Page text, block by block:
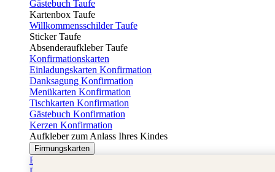
Gästebuch Taufe
Kartenbox Taufe
Willkommensschilder Taufe
Sticker Taufe
Absenderaufkleber Taufe
Konfirmationskarten
Einladungskarten Konfirmation
Danksagung Konfirmation
Menükarten Konfirmation
Tischkarten Konfirmation
Gästebuch Konfirmation
Kerzen Konfirmation
Aufkleber zum Anlass Ihres Kindes
Firmungskarten
Einladungskarten Firmung